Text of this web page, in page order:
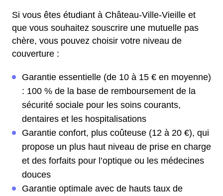
Si vous êtes étudiant à Château-Ville-Vieille et
que vous souhaitez souscrire une mutuelle pas
chère, vous pouvez choisir votre niveau de
couverture :
Garantie essentielle (de 10 à 15 € en moyenne)
: 100 % de la base de remboursement de la
sécurité sociale pour les soins courants,
dentaires et les hospitalisations
Garantie confort, plus coûteuse (12 à 20 €), qui
propose un plus haut niveau de prise en charge
et des forfaits pour l’optique ou les médecines
douces
Garantie optimale avec de hauts taux de